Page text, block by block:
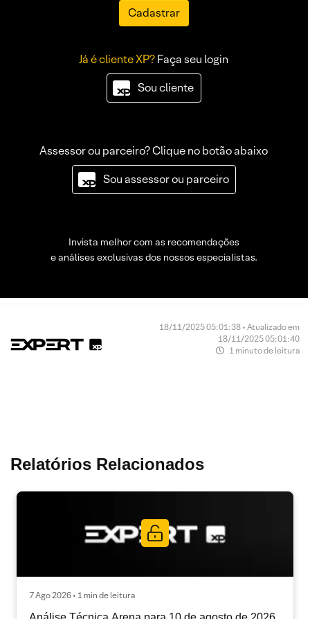
Cadastrar
Já é cliente XP?Faça seu login
Sou cliente
Assessor ou parceiro? Clique no botão abaixo
Sou assessor ou parceiro
Invista melhor com as recomendações
e análises exclusivas dos nossos especialistas.
18/11/2025 05:01:38 • Atualizado em
18/11/2025 05:01:40
1 minuto de leitura
Relatórios Relacionados
7 Ago 2026 • 1 min de leitura